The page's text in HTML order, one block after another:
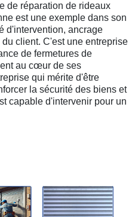
de réparation de rideaux
est une exemple dans son
d'intervention, ancrage
client. C'est une entreprise
de fermetures de
au cœur de ses
qui mérite d'être
la sécurité des biens et
capable d'intervenir pour un